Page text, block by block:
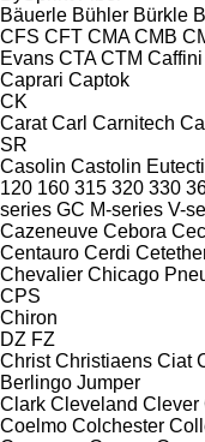
Bäuerle Bühler Bürkle
CFS CFT CMA CMB
Evans CTA CTM Caffini
Caprari Captok
CK
Carat Carl Carnitech
SR
Casolin Castolin
120 160 315 320 330
series GC M-series V-
Cazeneuve Cebora
Centauro Cerdi
Chevalier Chicago
CPS
Chiron
DZ FZ
Christ Christiaens Ciat
Berlingo Jumper
Clark Cleveland Clever
Coelmo Colchester